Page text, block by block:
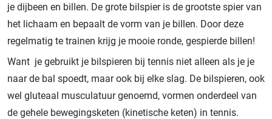
je dijbeen en billen. De grote bilspier is de grootste spier van
het lichaam en bepaalt de vorm van je billen. Door deze
regelmatig te trainen krijg je mooie ronde, gespierde billen!
Want je gebruikt je bilspieren bij tennis niet alleen als je je
naar de bal spoedt, maar ook bij elke slag. De bilspieren, ook
wel gluteaal musculatuur genoemd, vormen onderdeel van
de gehele bewegingsketen (kinetische keten) in tennis.